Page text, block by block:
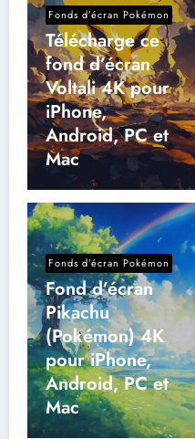
Fonds d’écran Pokémon
Télécharge ce
fond d’écran
Voltali 4K pour
iPhone,
Android, PC et
Mac
Fonds d’écran Pokémon
Fond d’écran
Pikachu
(Pokémon) 4K
pour iPhone,
Android, PC et
Mac